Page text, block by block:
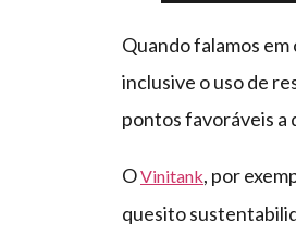
Quando falamos
inclusive o uso de
pontos favoráveis a
OVinitank, por
quesito